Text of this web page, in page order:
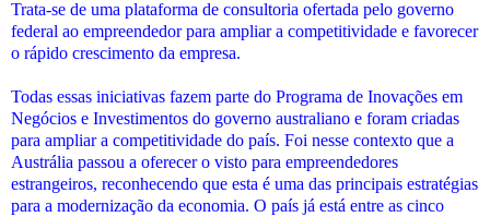
Trata-se de uma plataforma de consultoria ofertada pelo governo
federal ao empreendedor para ampliar a competitividade e favorecer
o rápido crescimento da empresa.
Todas essas iniciativas fazem parte do Programa de Inovações em
Negócios e Investimentos do governo australiano e foram criadas
para ampliar a competitividade do país. Foi nesse contexto que a
Austrália passou a oferecer o visto para empreendedores
estrangeiros, reconhecendo que esta é uma das principais estratégias
para a modernização da economia. O país já está entre as cinco